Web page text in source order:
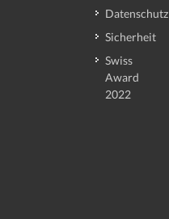
Datenschutz
Sicherheit
Swiss
Award
2022